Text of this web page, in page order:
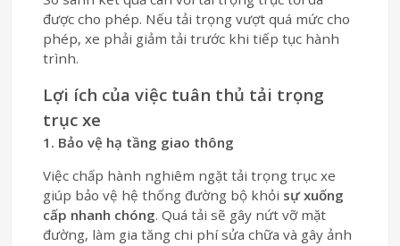
được cho phép. Nếu tải trọng vượt quá mức cho
phép, xe phải giảm tải trước khi tiếp tục hành
trình.
Lợi ích của việc tuân thủ tải trọng
trục xe
1. Bảo vệ hạ tầng giao thông
Việc chấp hành nghiêm ngặt tải trọng trục xe
giúp bảo vệ hệ thống đường bộ khỏi sự xuống
cấp nhanh chóng. Quá tải sẽ gây nứt vỡ mặt
đường, làm gia tăng chi phí sửa chữa và gây ảnh